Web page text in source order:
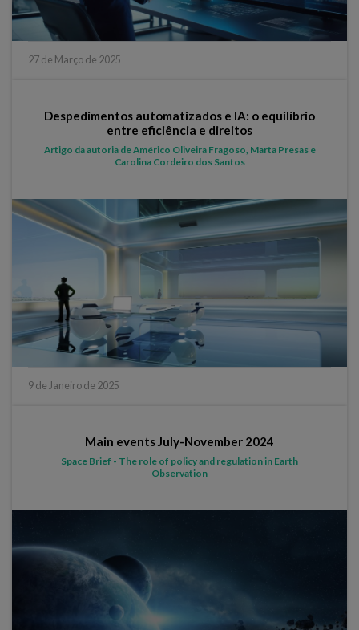
27 de Março de 2025
Despedimentos automatizados e IA: o equilíbrio
entre eficiência e direitos
Artigo da autoria de Américo Oliveira Fragoso, Marta Presas e
Carolina Cordeiro dos Santos
9 de Janeiro de 2025
Main events July-November 2024
Space Brief - The role of policy and regulation in Earth
Observation